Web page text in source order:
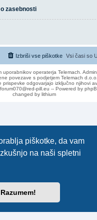
piškotke, da vam
na naši spletni
Razumem!
zasebnosti
Vsi časi so
Izbriši vse piškotke
operaterja Telemach.
povezave s podjetjem Telemach d.o.o.
prispevke odgovarjajo izključno njihovi
pill.eu -- Powered by
changed by lithium